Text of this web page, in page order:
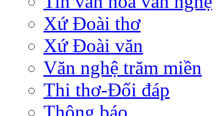
Xứ Đoài thơ
Xứ Đoài văn
Văn nghệ trăm miền
Thi thơ-Đối đáp
Thông báo